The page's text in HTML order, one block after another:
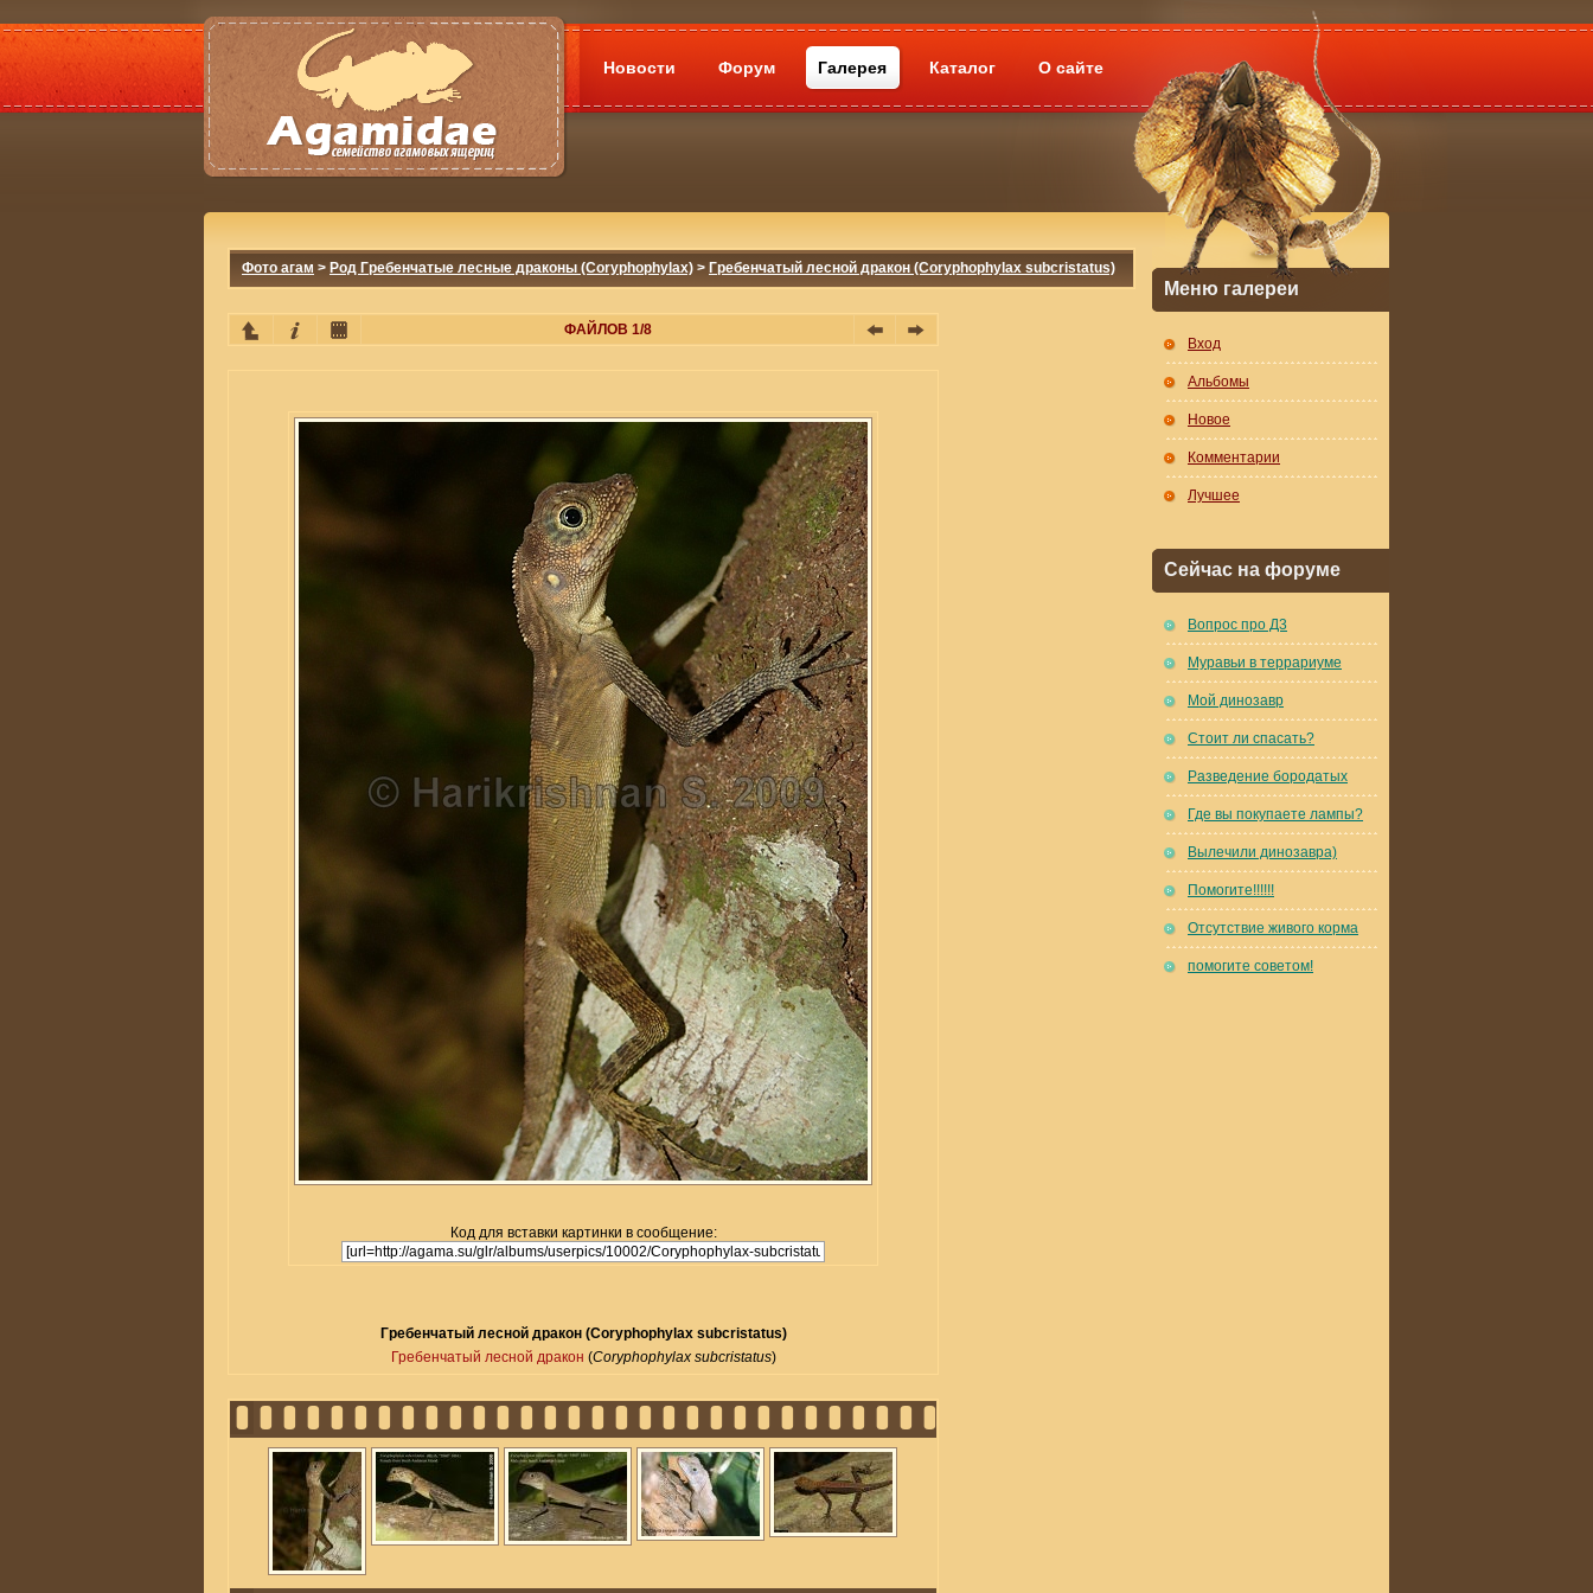
Новости Форум Галерея Каталог О сайте
Фото агам > Род Гребенчатые лесные драконы (Coryphophylax) > Гребенчатый лесной дракон (Coryphophylax subcristatus)
ФАЙЛОВ 1/8
Код для вставки картинки в сообщение:
Гребенчатый лесной дракон (Coryphophylax subcristatus)
Гребенчатый лесной дракон (Coryphophylax subcristatus)
Меню галереи
Вход
Альбомы
Новое
Комментарии
Лучшее
Сейчас на форуме
Вопрос про Д3
Муравьи в террариуме
Мой динозавр
Стоит ли спасать?
Разведение бородатых
Где вы покупаете лампы?
Вылечили динозавра)
Помогите!!!!!!
Отсутствие живого корма
помогите советом!